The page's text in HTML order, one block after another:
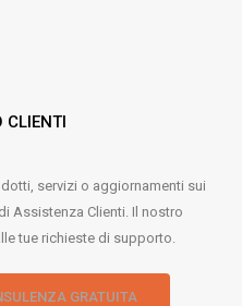
CLIENTI
servizi o aggiornamenti sui
Assistenza Clienti. Il nostro
tue richieste di supporto.
GRATUITA